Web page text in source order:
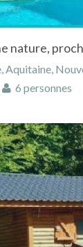
nature,
Aquitaine,
6 personnes